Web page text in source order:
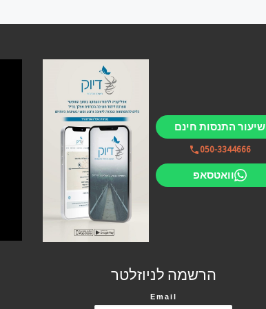
שיעור התנסות חינם
050-3344666
וואטסאפ
הרשמה לניוזלטר
Email